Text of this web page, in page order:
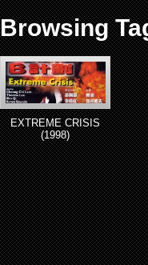
Browsing
EXTREME CRISIS
(1998)